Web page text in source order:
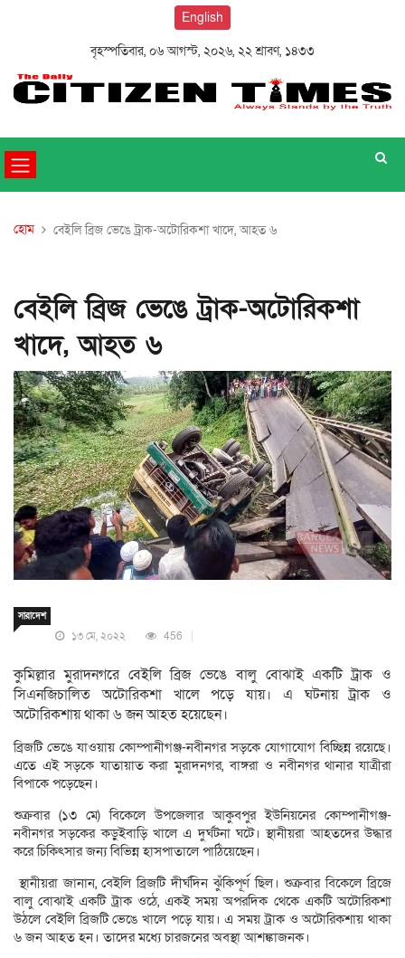
English
বৃহস্পতিবার, ০৬ আগস্ট, ২০২৬, ২২ শ্রাবণ, ১৪৩৩
হোম বেইলি ব্রিজ ভেঙে ট্রাক-অটোরিকশা খাদে, আহত ৬
বেইলি ব্রিজ ভেঙে ট্রাক-অটোরিকশা
খাদে, আহত ৬
সারাদেশ
১৩ মে, ২০২২ 456
কুমিল্লার মুরাদনগরে বেইলি ব্রিজ ভেঙে বালু বোঝাই একটি ট্রাক ও
সিএনজিচালিত অটোরিকশা খালে পড়ে যায়। এ ঘটনায় ট্রাক ও
অটোরিকশায় থাকা ৬ জন আহত হয়েছেন।
ব্রিজটি ভেঙে যাওয়ায় কোম্পানীগঞ্জ-নবীনগর সড়কে যোগাযোগ বিচ্ছিন্ন রয়েছে।
এতে এই সড়কে যাতায়াত করা মুরাদনগর, বাঙ্গরা ও নবীনগর থানার যাত্রীরা
বিপাকে পড়েছেন।
শুক্রবার (১৩ মে) বিকেলে উপজেলার আকুবপুর ইউনিয়নের কোম্পানীগঞ্জ-
নবীনগর সড়কের কড়ুইবাড়ি খালে এ দুর্ঘটনা ঘটে। স্থানীয়রা আহতদের উদ্ধার
করে চিকিৎসার জন্য বিভিন্ন হাসপাতালে পাঠিয়েছেন।
স্থানীয়রা জানান, বেইলি ব্রিজটি দীর্ঘদিন ঝুঁকিপূর্ণ ছিল। শুক্রবার বিকেলে ব্রিজে
বালু বোঝাই একটি ট্রাক ওঠে, একই সময় অপরদিক থেকে একটি অটোরিকশা
উঠলে বেইলি ব্রিজটি ভেঙে খালে পড়ে যায়। এ সময় ট্রাক ও অটোরিকশায় থাকা
৬ জন আহত হন। তাদের মধ্যে চারজনের অবস্থা আশঙ্কাজনক।